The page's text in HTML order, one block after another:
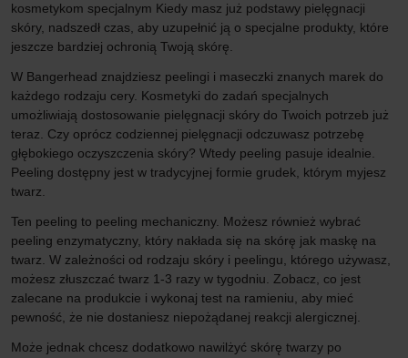
kosmetykom specjalnym Kiedy masz już podstawy pielęgnacji
skóry, nadszedł czas, aby uzupełnić ją o specjalne produkty, które
jeszcze bardziej ochronią Twoją skórę.
W Bangerhead znajdziesz peelingi i maseczki znanych marek do
każdego rodzaju cery. Kosmetyki do zadań specjalnych
umożliwiają dostosowanie pielęgnacji skóry do Twoich potrzeb już
teraz. Czy oprócz codziennej pielęgnacji odczuwasz potrzebę
głębokiego oczyszczenia skóry? Wtedy peeling pasuje idealnie.
Peeling dostępny jest w tradycyjnej formie grudek, którym myjesz
twarz.
Ten peeling to peeling mechaniczny. Możesz również wybrać
peeling enzymatyczny, który nakłada się na skórę jak maskę na
twarz. W zależności od rodzaju skóry i peelingu, którego używasz,
możesz złuszczać twarz 1-3 razy w tygodniu. Zobacz, co jest
zalecane na produkcie i wykonaj test na ramieniu, aby mieć
pewność, że nie dostaniesz niepożądanej reakcji alergicznej.
Może jednak chcesz dodatkowo nawilżyć skórę twarzy po